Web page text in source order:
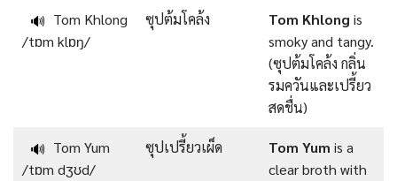
🔊 Tom Khlong
/tɒm klɒŋ/
ซุปต้มโคล้ง Tom Khlong is
smoky and tangy.
(ซุปต้มโคล้ง กลิ่น
รมควันและเปรี้ยว
สดชื่น)
🔊 Tom Yum
/tɒm dʒʊd/
ซุปเปรี้ยวเผ็ด Tom Yum is a
clear broth with